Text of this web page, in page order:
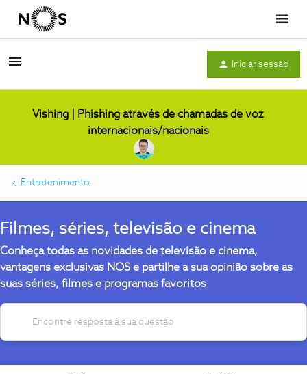
Menu
Iniciar sessão
Vishing | Phishing através de chamadas de voz
internacionais/nacionais
Entretenimento
Filmes, séries, televisão e cinema
Conheça todas as novidades de televisão e cinema,
vantagens exclusivas NOS e partilhe a sua opinião sobre as
suas séries, filmes e programas favoritos